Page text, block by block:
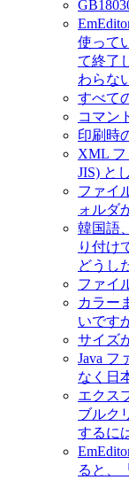
使って
て終了
わらな
すべて
コマン
印刷時
XML フ
JIS) と
ファイ
ォルダ
韓国語
り付け
どうし
ファイ
カラー
いです
サイズ
Java フ
なく日
エクス
ブルク
するに
ると、